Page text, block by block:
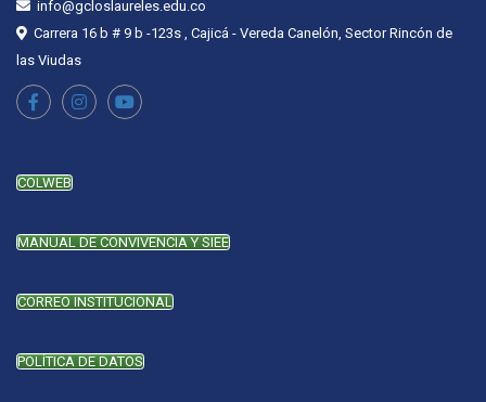
info@gcloslaureles.edu.co
Carrera 16 b # 9 b -123s , Cajicá - Vereda Canelón, Sector Rincón de
las Viudas
COLWEB
MANUAL DE CONVIVENCIA Y SIEE
CORREO INSTITUCIONAL
POLÍTICA DE DATOS